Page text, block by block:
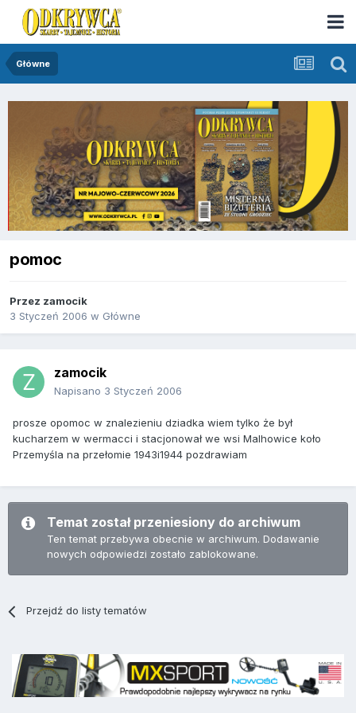
Główne
pomoc
Przez zamocik
3 Styczeń 2006 w Główne
zamocik
Napisano 3 Styczeń 2006
prosze opomoc w znalezieniu dziadka wiem tylko że był
kucharzem w wermacci i stacjonował we wsi Malhowice koło
Przemyśla na przełomie 1943i1944 pozdrawiam
Temat został przeniesiony do archiwum
Ten temat przebywa obecnie w archiwum. Dodawanie
nowych odpowiedzi zostało zablokowane.
Przejdź do listy tematów